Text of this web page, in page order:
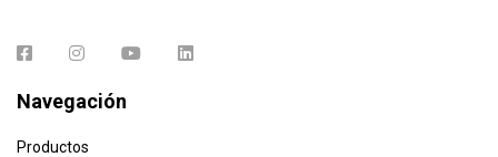
Navegación
Productos